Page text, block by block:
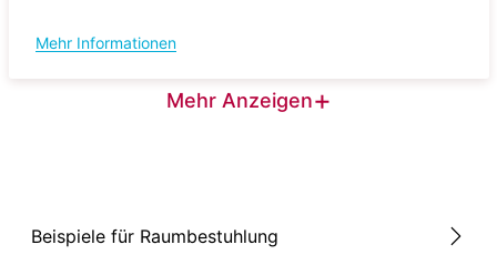
Mehr Informationen
Mehr Anzeigen+
Beispiele für Raumbestuhlung